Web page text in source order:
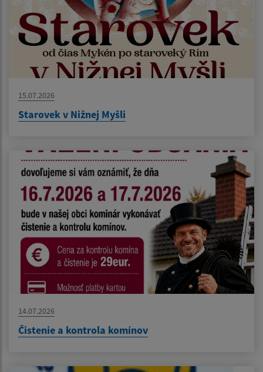
15.07.2026
Starovek v Nižnej Myšli
14.07.2026
Čistenie a kontrola komínov